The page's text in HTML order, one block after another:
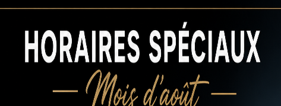
10 485 €
BMW 120i M Sport DKG7
28 485 €
2023